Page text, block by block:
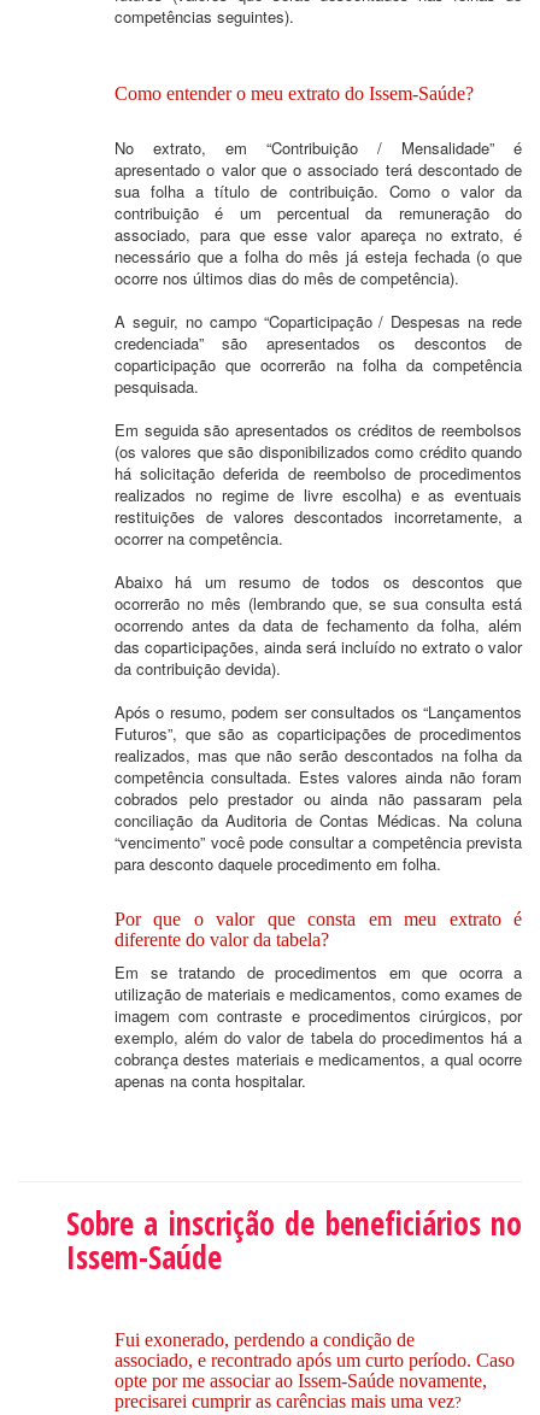
competências seguintes).
Como entender o meu extrato do Issem-Saúde?
No extrato, em “Contribuição / Mensalidade” é
apresentado o valor que o associado terá descontado de
sua folha a título de contribuição. Como o valor da
contribuição é um percentual da remuneração do
associado, para que esse valor apareça no extrato, é
necessário que a folha do mês já esteja fechada (o que
ocorre nos últimos dias do mês de competência).
A seguir, no campo “Coparticipação / Despesas na rede
credenciada” são apresentados os descontos de
coparticipação que ocorrerão na folha da competência
pesquisada.
Em seguida são apresentados os créditos de reembolsos
(os valores que são disponibilizados como crédito quando
há solicitação deferida de reembolso de procedimentos
realizados no regime de livre escolha) e as eventuais
restituições de valores descontados incorretamente, a
ocorrer na competência.
Abaixo há um resumo de todos os descontos que
ocorrerão no mês (lembrando que, se sua consulta está
ocorrendo antes da data de fechamento da folha, além
das coparticipações, ainda será incluído no extrato o valor
da contribuição devida).
Após o resumo, podem ser consultados os “Lançamentos
Futuros”, que são as coparticipações de procedimentos
realizados, mas que não serão descontados na folha da
competência consultada. Estes valores ainda não foram
cobrados pelo prestador ou ainda não passaram pela
conciliação da Auditoria de Contas Médicas. Na coluna
“vencimento” você pode consultar a competência prevista
para desconto daquele procedimento em folha.
Por que o valor que consta em meu extrato é
diferente do valor da tabela?
Em se tratando de procedimentos em que ocorra a
utilização de materiais e medicamentos, como exames de
imagem com contraste e procedimentos cirúrgicos, por
exemplo, além do valor de tabela do procedimentos há a
cobrança destes materiais e medicamentos, a qual ocorre
apenas na conta hospitalar.
Sobre a inscrição de beneficiários no
Issem-Saúde
Fui exonerado, perdendo a condição de
associado, e recontrado após um curto período. Caso
opte por me associar ao Issem-Saúde novamente,
precisarei cumprir as carências mais uma vez?